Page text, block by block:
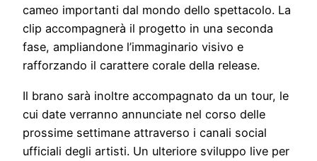
cameo importanti dal mondo dello spettacolo. La
clip accompagnerà il progetto in una seconda
fase, ampliandone l’immaginario visivo e
rafforzando il carattere corale della release.
Il brano sarà inoltre accompagnato da un tour, le
cui date verranno annunciate nel corso delle
prossime settimane attraverso i canali social
ufficiali degli artisti. Un ulteriore sviluppo live per